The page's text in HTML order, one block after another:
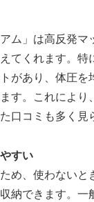
ム」は高反発マ
てくれます。特
があり、体圧を
す。これにより
口コミも多く見
すい
め、使わないと
納できます。一